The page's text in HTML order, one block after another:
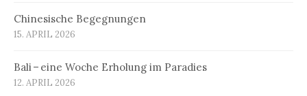
Chinesische Begegnungen
15. APRIL 2026
Bali – eine Woche Erholung im Paradies
12. APRIL 2026